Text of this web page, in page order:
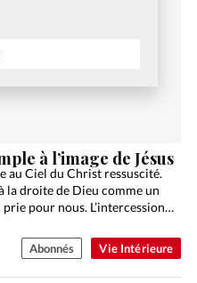
Vie Intérieure
à l’image de Jésus
au Ciel du Christ ressuscité.
la droite de Dieu comme un
pour nous. L’intercession…
Abonnés